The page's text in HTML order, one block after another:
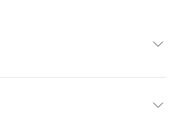
Christina
Smith,A.D. Brazeau